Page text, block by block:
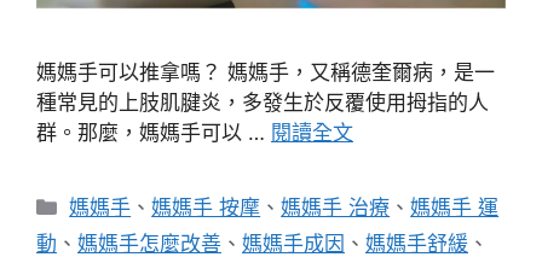
媽媽手可以推拿嗎？ 媽媽手，又稱德奎爾病，是一
種常見的上肢肌腱炎，多發生於反覆使用拇指的人
群。那麼，媽媽手可以 … 閱讀全文
分
類
媽媽手 、媽媽手 按摩 、媽媽手 治療 、媽媽手 運
動 、 媽媽手怎麼改善 、 媽媽手成因 、 媽媽手舒緩 、